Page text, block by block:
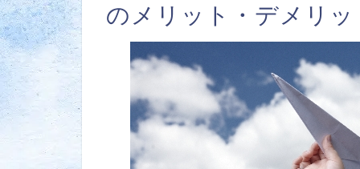
のメリット・デメリッ